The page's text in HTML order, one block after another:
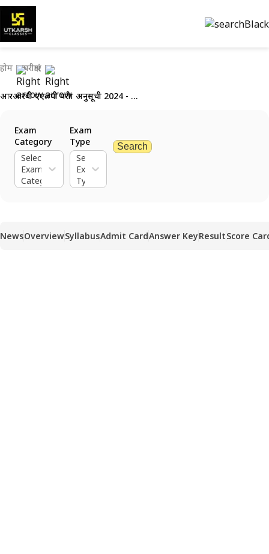
होम परीक्षाएं
आरआरबी एएलपी परीक्षा अनुसूची 2024 - सीबीटी 1, सीबीटी 2 और सीबीएटी तिथियां जारी
Exam
Category
Select
Exam
Category
Exam
Type
Select
Exam
Type
Search
NewsOverviewSyllabusAdmit CardAnswer KeyResultScore